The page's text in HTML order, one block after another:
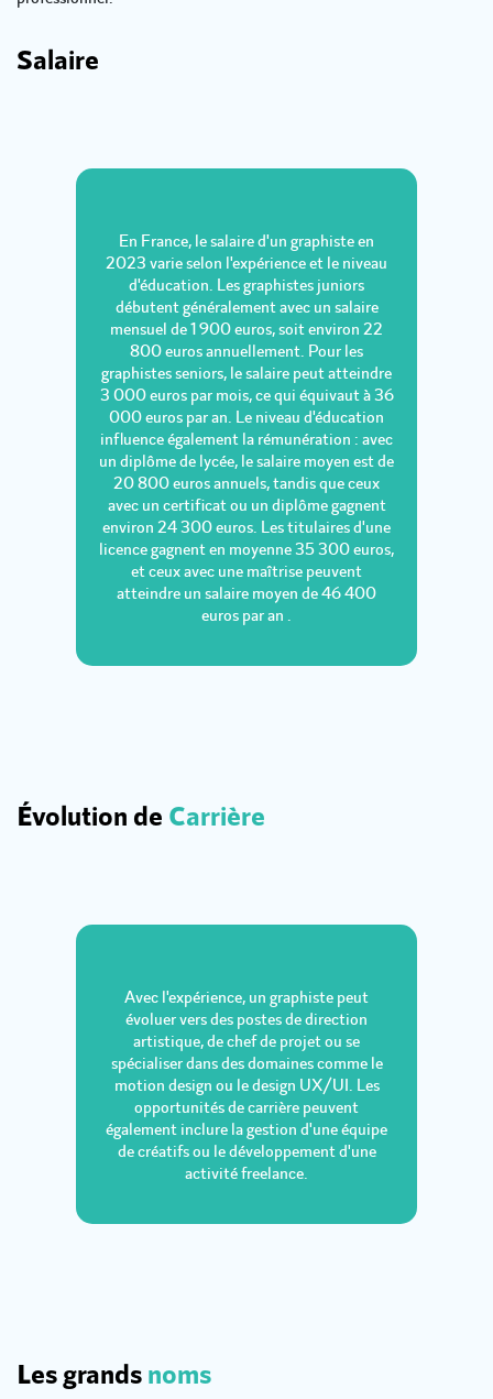
Salaire
En France, le salaire d'un graphiste en
2023 varie selon l'expérience et le niveau
d'éducation. Les graphistes juniors
débutent généralement avec un salaire
mensuel de 1 900 euros, soit environ 22
800 euros annuellement. Pour les
graphistes seniors, le salaire peut atteindre
3 000 euros par mois, ce qui équivaut à 36
000 euros par an. Le niveau d'éducation
influence également la rémunération : avec
un diplôme de lycée, le salaire moyen est de
20 800 euros annuels, tandis que ceux
avec un certificat ou un diplôme gagnent
environ 24 300 euros. Les titulaires d'une
licence gagnent en moyenne 35 300 euros,
et ceux avec une maîtrise peuvent
atteindre un salaire moyen de 46 400
euros par an .
Évolution de Carrière
Avec l'expérience, un graphiste peut
évoluer vers des postes de direction
artistique, de chef de projet ou se
spécialiser dans des domaines comme le
motion design ou le design UX/UI. Les
opportunités de carrière peuvent
également inclure la gestion d'une équipe
de créatifs ou le développement d'une
activité freelance.
Les grands noms